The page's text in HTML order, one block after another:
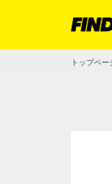
トップペー